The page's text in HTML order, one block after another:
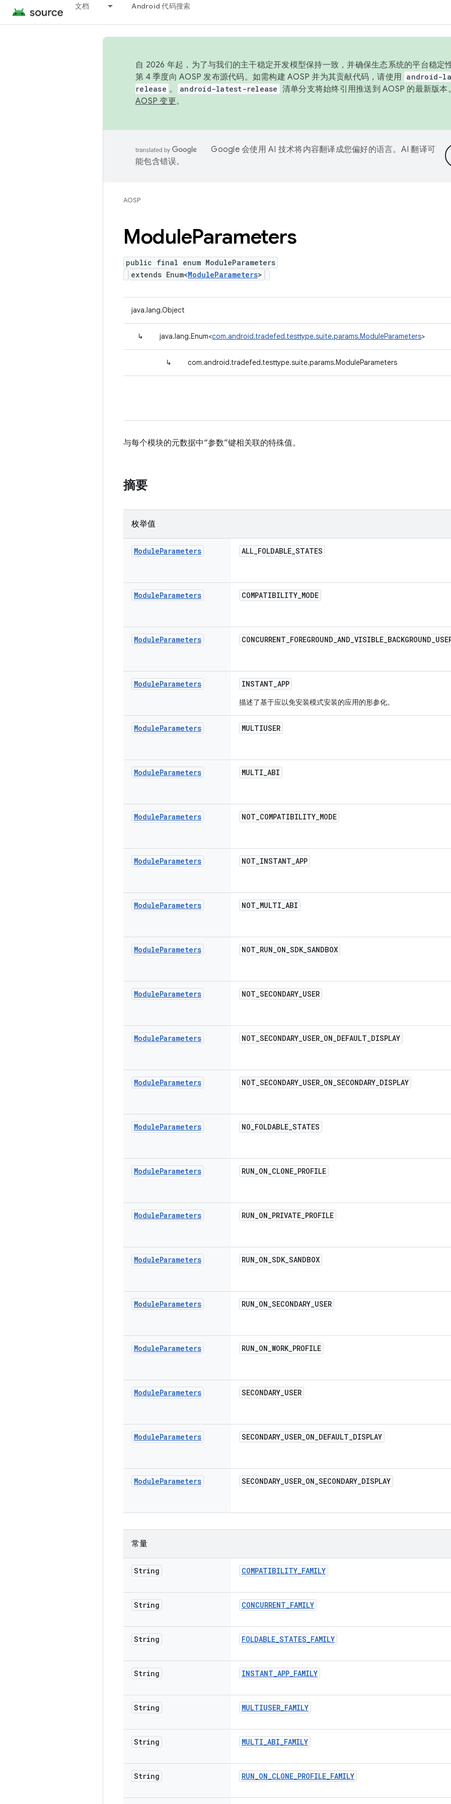
文档 Android 代码搜索
自 2026 年起，为了与我们的主干稳定开发模型保持一致，并确保生态系统的平台稳定
第 4 季度向 AOSP 发布源代码。如需构建 AOSP 并为其贡献代码，请使用 android-
release 。 android-latest-release 清单分支将始终引用推送到 AOSP 的最新版
AOSP 变更。
Google 会使用 AI 技术将内容翻译成您偏好的语言。AI 翻译可
能包含错误。
AOSP
ModuleParameters
public final enum ModuleParameters
extends Enum<ModuleParameters>
java.lang.Object
↳ java.lang.Enum<com.android.tradefed.testtype.suite.params.ModuleParameters>
↳ com.android.tradefed.testtype.suite.params.ModuleParameters
与每个模块的元数据中“参数”键相关联的特殊值。
摘要
枚举值
ModuleParameters ALL_FOLDABLE_STATES
ModuleParameters COMPATIBILITY_MODE
ModuleParameters CONCURRENT_FOREGROUND_AND_VISIBLE_BACKGROUND_
ModuleParameters INSTANT_APP
描述了基于应以免安装模式安装的应用的形参化。
ModuleParameters MULTIUSER
ModuleParameters MULTI_ABI
ModuleParameters NOT_COMPATIBILITY_MODE
ModuleParameters NOT_INSTANT_APP
ModuleParameters NOT_MULTI_ABI
ModuleParameters NOT_RUN_ON_SDK_SANDBOX
ModuleParameters NOT_SECONDARY_USER
ModuleParameters NOT_SECONDARY_USER_ON_DEFAULT_DISPLAY
ModuleParameters NOT_SECONDARY_USER_ON_SECONDARY_DISPLAY
ModuleParameters NO_FOLDABLE_STATES
ModuleParameters RUN_ON_CLONE_PROFILE
ModuleParameters RUN_ON_PRIVATE_PROFILE
ModuleParameters RUN_ON_SDK_SANDBOX
ModuleParameters RUN_ON_SECONDARY_USER
ModuleParameters RUN_ON_WORK_PROFILE
ModuleParameters SECONDARY_USER
ModuleParameters SECONDARY_USER_ON_DEFAULT_DISPLAY
ModuleParameters SECONDARY_USER_ON_SECONDARY_DISPLAY
常量
String COMPATIBILITY_FAMILY
String CONCURRENT_FAMILY
String FOLDABLE_STATES_FAMILY
String INSTANT_APP_FAMILY
String MULTIUSER_FAMILY
String MULTI_ABI_FAMILY
String RUN_ON_CLONE_PROFILE_FAMILY